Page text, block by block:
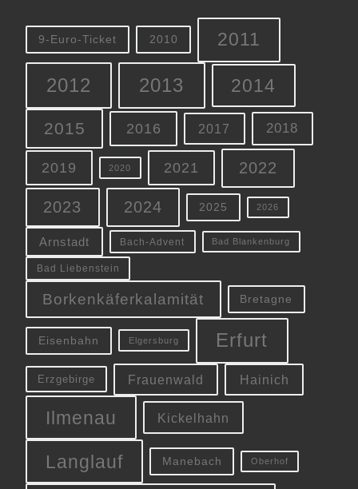
9-Euro-Ticket 2010 2011
2012 2013 2014
2015 2016 2017 2018
2019 2020 2021 2022
2023 2024 2025 2026
Arnstadt Bach-Advent Bad Blankenburg
Bad Liebenstein
Borkenkäferkalamität Bretagne
Eisenbahn Elgersburg Erfurt
Erzgebirge Frauenwald Hainich
Ilmenau Kickelhahn
Langlauf Manebach Oberhof